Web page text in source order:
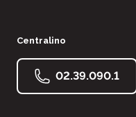
Centralino
02.39.090.1